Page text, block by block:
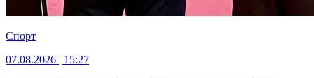
Спорт
07.08.2026 | 15:27